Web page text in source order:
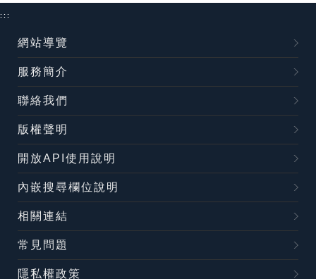
:::
網站導覽
服務簡介
聯絡我們
版權聲明
開放API使用說明
內嵌搜尋欄位說明
相關連結
常見問題
隱私權政策